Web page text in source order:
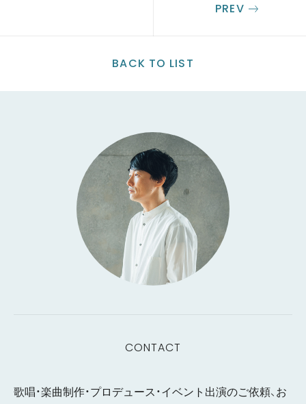
BACK TO LIST
PREV
CONTACT
歌唱・楽曲制作・プロデュース・イベント出演のご依頼、お